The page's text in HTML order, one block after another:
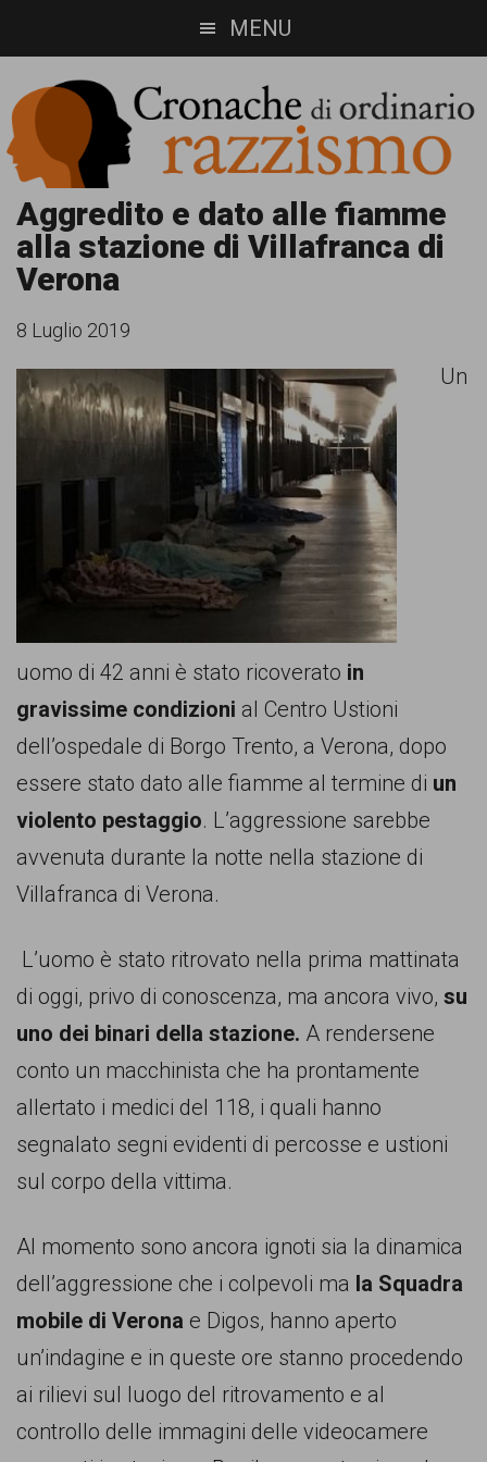
to
main
content
to
footer
MENU
Cronache
di
ordinario
razzismo
Cronachediordinariorazzismo.org
un
sito
informazione,
approfondimento
specificamente
dedicato
fenomeno
del
razzismo
curato
da
Lunaria
collaborazione
con
persone,
associazioni
movimenti
per
le
pari
opportunità
la
Aggredito e dato alle fiamme
alla stazione di Villafranca di
Verona
8 Luglio 2019
Un
uomo di 42 anni è stato ricoverato in
gravissime condizioni al Centro Ustioni
dell’ospedale di Borgo Trento, a Verona, dopo
essere stato dato alle fiamme al termine di un
violento pestaggio. L’aggressione sarebbe
avvenuta durante la notte nella stazione di
Villafranca di Verona.
L’uomo è stato ritrovato nella prima mattinata
di oggi, privo di conoscenza, ma ancora vivo, su
uno dei binari della stazione. A rendersene
conto un macchinista che ha prontamente
allertato i medici del 118, i quali hanno
segnalato segni evidenti di percosse e ustioni
sul corpo della vittima.
Al momento sono ancora ignoti sia la dinamica
dell’aggressione che i colpevoli ma la Squadra
mobile di Verona e Digos, hanno aperto
un’indagine e in queste ore stanno procedendo
ai rilievi sul luogo del ritrovamento e al
controllo delle immagini delle videocamere